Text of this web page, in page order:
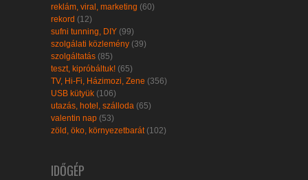
reklám, viral, marketing (60)
rekord (12)
sufni tunning, DIY (99)
szolgálati közlemény (39)
szolgáltatás (85)
teszt, kipróbáltuk! (65)
TV, Hi-Fi, Házimozi, Zene (356)
USB kütyük (106)
utazás, hotel, szálloda (65)
valentin nap (53)
zöld, öko, környezetbarát(102)
IDŐGÉP